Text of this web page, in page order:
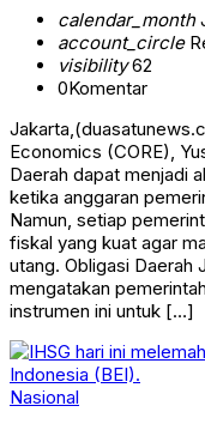
calendar_month
account_circle
visibility62
0Komentar
Economics (CORE),
Daerah dapat menjadi
ketika anggaran
Namun, setiap
fiskal yang kuat agar
utang. Obligasi Daerah
mengatakan
instrumen ini untuk […]
Nasional